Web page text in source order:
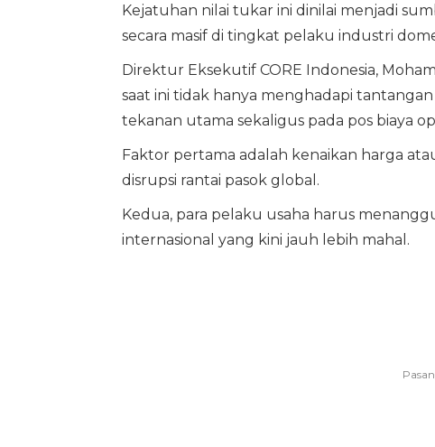
Kejatuhan nilai tukar ini dinilai menjadi
secara masif di tingkat pelaku industri
Direktur Eksekutif CORE Indonesia,
saat ini tidak hanya menghadapi
tekanan utama sekaligus pada pos biaya
Faktor pertama adalah kenaikan harga
disrupsi rantai pasok global.
Kedua, para pelaku usaha harus
internasional yang kini jauh lebih mahal.